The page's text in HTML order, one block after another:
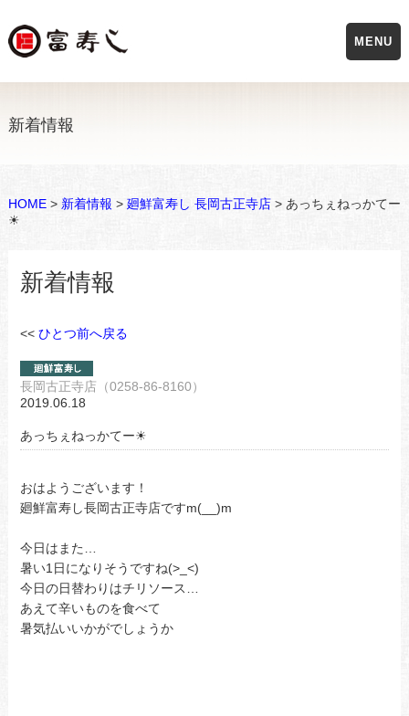
新着情報
HOME> 新着情報 > 廻鮮富寿し 長岡古正寺店> あっちぇねっかてー
☀
新着情報
<< ひとつ前へ戻る
長岡古正寺店（0258-86-8160）
2019.06.18
あっちぇねっかてー☀
おはようございます！
廻鮮富寿し長岡古正寺店ですm(__)m
今日はまた…
暑い1日になりそうですね(>_<)
今日の日替わりはチリソース…
あえて辛いものを食べて
暑気払いいかがでしょうか
MENU